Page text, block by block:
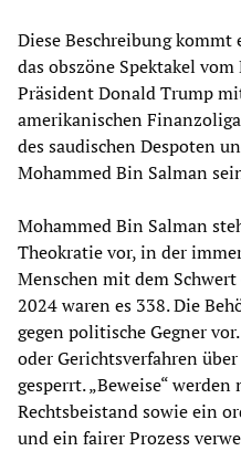
Diese Beschreibung
das obszöne Spektakel
Präsident Donald Trump
amerikanischen
des saudischen Despoten
Mohammed Bin Salman
Mohammed Bin Salman
Theokratie vor, in der
Menschen mit dem
2024 waren es 338. Die
gegen politische Gegner
oder Gerichtsverfahren
gesperrt. „Beweise“
Rechtsbeistand sowie ein
und ein fairer Prozess